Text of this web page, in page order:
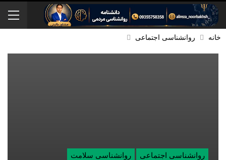
خانه روانشناسی اجتماعی
روانشناسی اجتماعی روانشناسی سلامت